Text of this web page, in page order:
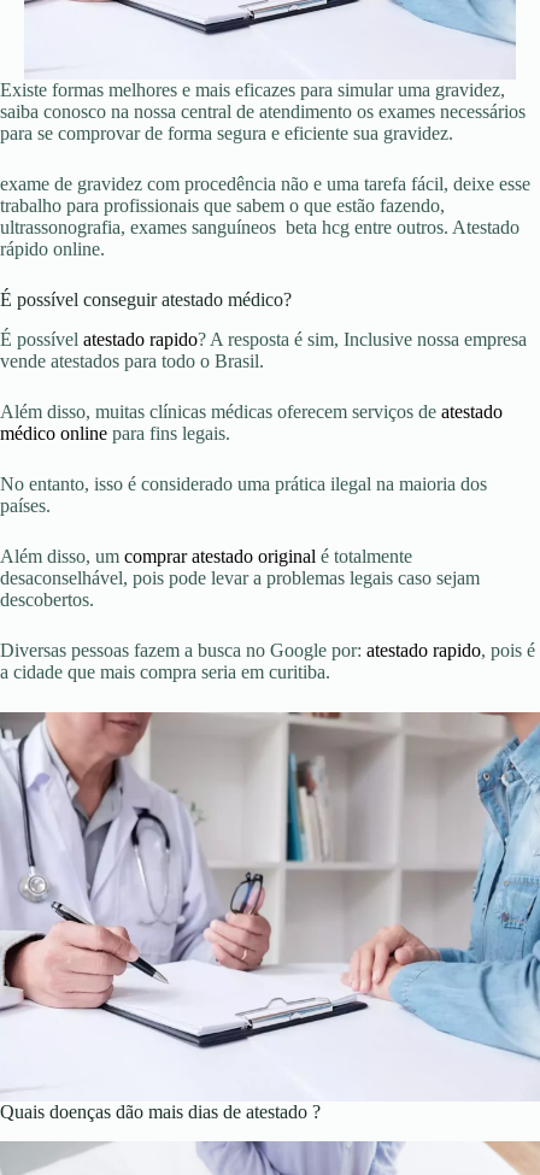
Existe formas melhores e mais eficazes para simular uma gravidez,
saiba conosco na nossa central de atendimento os exames necessários
para se comprovar de forma segura e eficiente sua gravidez.
exame de gravidez com procedência não e uma tarefa fácil, deixe esse
trabalho para profissionais que sabem o que estão fazendo,
ultrassonografia, exames sanguíneos beta hcg entre outros. Atestado
rápido online.
É possível conseguir atestado médico?
É possível atestado rapido? A resposta é sim, Inclusive nossa empresa
vende atestados para todo o Brasil.
Além disso, muitas clínicas médicas oferecem serviços de atestado
médico online para fins legais.
No entanto, isso é considerado uma prática ilegal na maioria dos
países.
Além disso, um comprar atestado original é totalmente
desaconselhável, pois pode levar a problemas legais caso sejam
descobertos.
Diversas pessoas fazem a busca no Google por: atestado rapido, pois é
a cidade que mais compra seria em curitiba.
Quais doenças dão mais dias de atestado ?